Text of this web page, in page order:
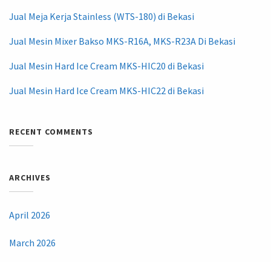
Jual Meja Kerja Stainless (WTS-180) di Bekasi
Jual Mesin Mixer Bakso MKS-R16A, MKS-R23A Di Bekasi
Jual Mesin Hard Ice Cream MKS-HIC20 di Bekasi
Jual Mesin Hard Ice Cream MKS-HIC22 di Bekasi
RECENT COMMENTS
ARCHIVES
April 2026
March 2026